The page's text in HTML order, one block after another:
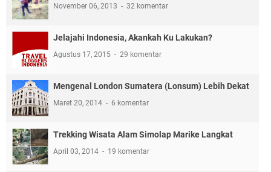
November 06, 2013 32 komentar
Jelajahi Indonesia, Akankah Ku Lakukan?
Agustus 17, 2015 29 komentar
Mengenal London Sumatera (Lonsum) Lebih Dekat
Maret 20, 2014 6 komentar
Trekking Wisata Alam Simolap Marike Langkat
April 03, 2014 19 komentar